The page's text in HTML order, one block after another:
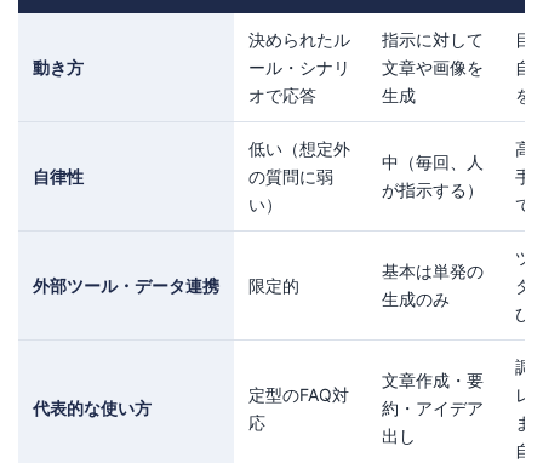
動き方
決められたル
ール・シナリ
オで応答
指示に対して
文章や画像を
生成
目
自
を
自律性
低い（想定外
の質問に弱
い）
中（毎回、人
が指示する）
高
手
て
外部ツール・データ連携 限定的
基本は単発の
生成のみ
ツ
タ
び
代表的な使い方
定型のFAQ対
応
文章作成・要
約・アイデア
出し
調
レ
ま
自